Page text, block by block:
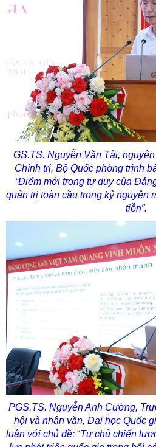
GS.TS. Nguyễn Văn Tài,
Chính trị, Bộ Quốc phòng trình
“Điểm mới trong tư duy của
quản trị toàn cầu trong kỷ nguyên
tiễn”.
PGS.TS. Nguyễn Anh Cường,
hội và nhân văn, Đại học Quốc
luận với chủ đề: “Tự chủ chiến